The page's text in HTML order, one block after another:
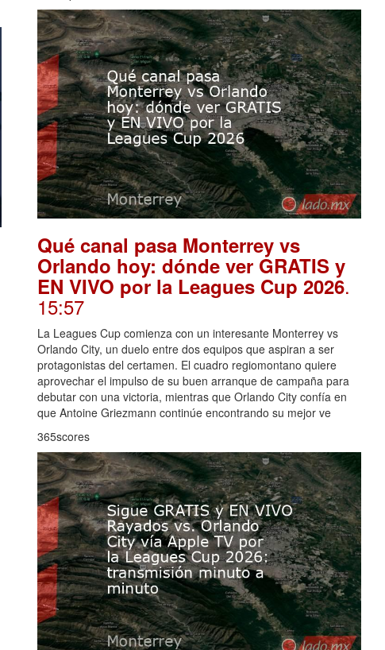
Qué canal pasa Monterrey vs
Orlando hoy: dónde ver GRATIS y
EN VIVO por la Leagues Cup 2026.
15:57
La Leagues Cup comienza con un interesante Monterrey vs
Orlando City, un duelo entre dos equipos que aspiran a ser
protagonistas del certamen. El cuadro regiomontano quiere
aprovechar el impulso de su buen arranque de campaña para
debutar con una victoria, mientras que Orlando City confía en
que Antoine Griezmann continúe encontrando su mejor ve
365scores